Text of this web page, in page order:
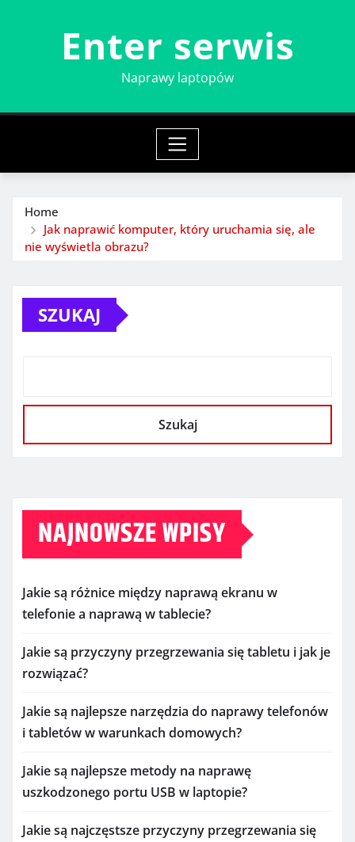
Enter serwis
Naprawy laptopów
Home
Jak naprawić komputer, który uruchamia się, ale
nie wyświetla obrazu?
SZUKAJ
Szukaj
NAJNOWSZE WPISY
Jakie są różnice między naprawą ekranu w
telefonie a naprawą w tablecie?
Jakie są przyczyny przegrzewania się tabletu i jak je
rozwiązać?
Jakie są najlepsze narzędzia do naprawy telefonów
i tabletów w warunkach domowych?
Jakie są najlepsze metody na naprawę
uszkodzonego portu USB w laptopie?
Jakie są najczęstsze przyczyny przegrzewania się